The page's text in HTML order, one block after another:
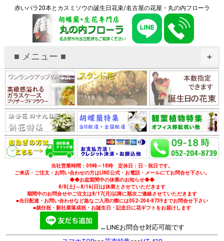
赤いバラ20本とカスミソウの誕生日花束/名古屋の花屋・丸の内フローラ
+
■ メニュー ■
当社営業時間：09時～18時 定休日：日・祝日です。
ご来店・ご注文・お問い合わせの方はLINE公式・お電話・メールにてお問合せ下さい。
◆◆お盆期間中の休業のお知らせ◆◆
8/8(土)～8/16(日)は休業とさせていただきます
期間中のお問合せやご注文は8/17(月)以降に順次ご連絡させていただきます
■当日配達・お問い合わせなど急なご入用の際には052-204-8739までお問合せ下さい
■就任祝・新社屋落成祝・お誕生日・記念日に花ギフトをお届けします
←LINEお問合せ対応可能です